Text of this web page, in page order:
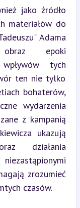
jako źródło
materiałów do
Adama
obraz epoki
tych
ten nie tylko
bohaterów,
wydarzenia
z kampanią
ukazują
działania
niezastąpionymi
zrozumieć
czasów.